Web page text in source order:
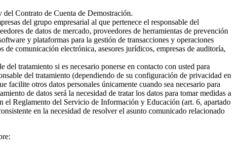
Contrato de Cuenta de Demostración.
del grupo empresarial al que pertenece el responsable del
de datos de mercado, proveedores de herramientas de prevención
y plataformas para la gestión de transacciones y operaciones
comunicación electrónica, asesores jurídicos, empresas de auditoría,
tratamiento si es necesario ponerse en contacto con usted para
del tratamiento (dependiendo de su configuración de privacidad en
otros datos personales únicamente cuando sea necesario para
de datos será la necesidad de tratar los datos para tomar medidas a
el Reglamento del Servicio de Información y Educación (art. 6, apartado
en la necesidad de resolver el asunto comunicado relacionado